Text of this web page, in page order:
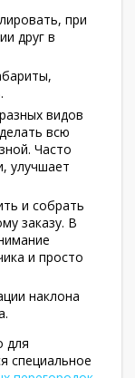
при
друг в
видов
всю
Часто
улучшает
и собрать
заказу. В
и просто
наклона
для
специальное